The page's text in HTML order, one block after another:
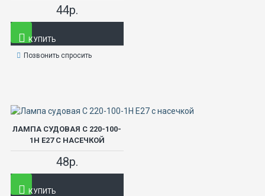
44р.
КУПИТЬ
Позвонить спросить
ЛАМПА СУДОВАЯ С 220-100-
1Н Е27 С НАСЕЧКОЙ
48р.
КУПИТЬ